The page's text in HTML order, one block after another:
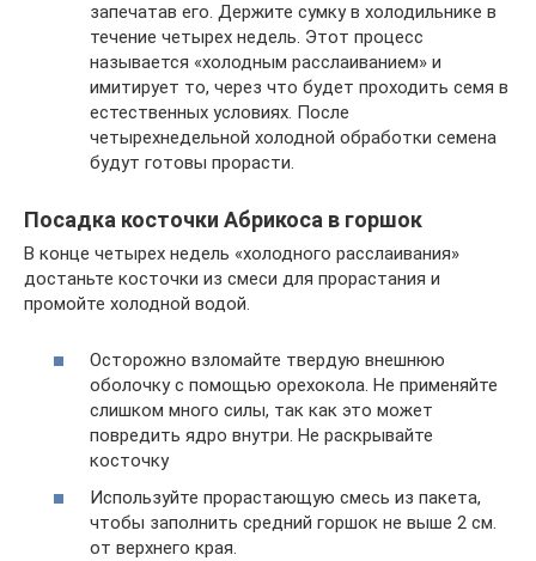
запечатав его. Держите сумку в холодильнике в
течение четырех недель. Этот процесс
называется «холодным расслаиванием» и
имитирует то, через что будет проходить семя в
естественных условиях. После
четырехнедельной холодной обработки семена
будут готовы прорасти.
Посадка косточки Абрикоса в горшок
В конце четырех недель «холодного расслаивания»
достаньте косточки из смеси для прорастания и
промойте холодной водой.
Осторожно взломайте твердую внешнюю
оболочку с помощью орехокола. Не применяйте
слишком много силы, так как это может
повредить ядро ​​внутри. Не раскрывайте
косточку
Используйте прорастающую смесь из пакета,
чтобы заполнить средний горшок не выше 2 см.
от верхнего края.